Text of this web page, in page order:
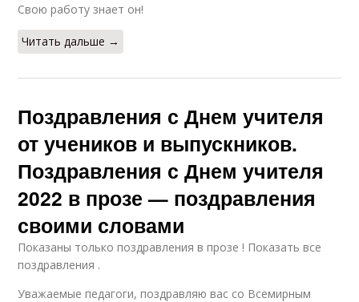
Свою работу знает он!
Читать дальше →
Поздравления с Днем учителя
от учеников и выпускников.
Поздравления с Днем учителя
2022 в прозе — поздравления
своими словами
Показаны только поздравления в прозе ! Показать все
поздравления .
Уважаемые педагоги, поздравляю вас со Всемирным